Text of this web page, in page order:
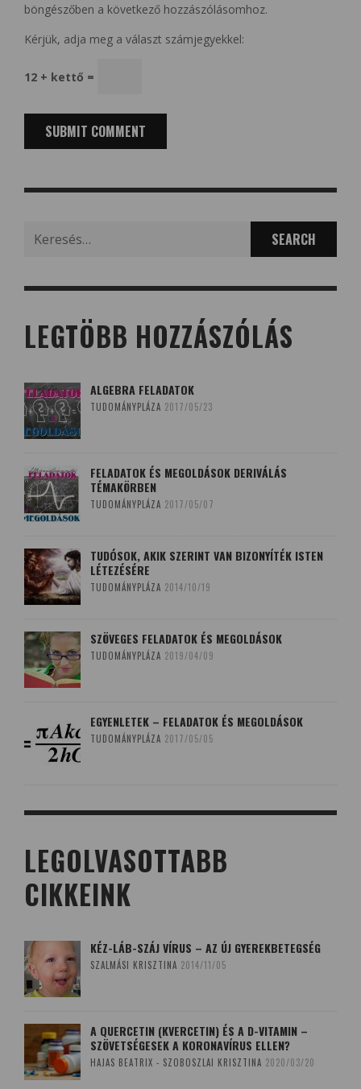
böngészőben a következő hozzászólásomhoz.
Kérjük, adja meg a választ számjegyekkel:
12 + kettő =
LEGTÖBB HOZZÁSZÓLÁS
ALGEBRA FELADATOK
TUDOMÁNYPLÁZA 2017/05/23
FELADATOK ÉS MEGOLDÁSOK DERIVÁLÁS
TÉMAKÖRBEN
TUDOMÁNYPLÁZA 2017/05/07
TUDÓSOK, AKIK SZERINT VAN BIZONYÍTÉK ISTEN
LÉTEZÉSÉRE
TUDOMÁNYPLÁZA 2014/10/19
SZÖVEGES FELADATOK ÉS MEGOLDÁSOK
TUDOMÁNYPLÁZA 2019/04/09
EGYENLETEK – FELADATOK ÉS MEGOLDÁSOK
TUDOMÁNYPLÁZA 2017/05/05
LEGOLVASOTTABB
CIKKEINK
KÉZ-LÁB-SZÁJ VÍRUS – AZ ÚJ GYEREKBETEGSÉG
SZALMÁSI KRISZTINA 2014/11/05
A QUERCETIN (KVERCETIN) ÉS A D-VITAMIN –
SZÖVETSÉGESEK A KORONAVÍRUS ELLEN?
HAJAS BEATRIX - SZOBOSZLAI KRISZTINA 2020/03/20